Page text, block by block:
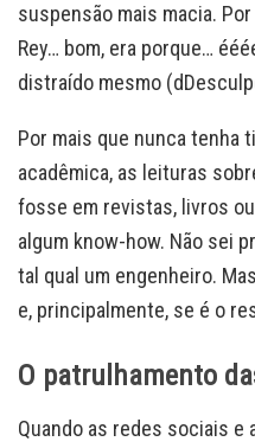
suspensão mais macia.
Rey… bom, era porque…
distraído mesmo
Por mais que nunca tenha
acadêmica, as leituras
fosse em revistas, livros
algum know-how. Não sei
tal qual um engenheiro.
e, principalmente, se é o
O patrulhamento
Quando as redes sociais e